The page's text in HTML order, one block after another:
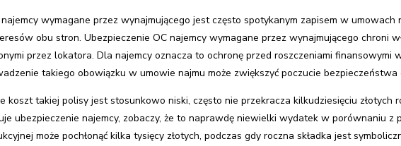
wymagane przez wynajmującego jest często spotykanym zapisem w
obu stron. Ubezpieczenie OC najemcy wymagane przez wynajmującego chroni
przez lokatora. Dla najemcy oznacza to ochronę przed roszczeniami
takiego obowiązku w umowie najmu może zwiększyć poczucie bezpieczeństwa
koszt takiej polisy jest stosunkowo niski, często nie przekracza kilkudziesięciu złotych
ubezpieczenie najemcy, zobaczy, że to naprawdę niewielki wydatek w porównaniu
może pochłonąć kilka tysięcy złotych, podczas gdy roczna składka jest